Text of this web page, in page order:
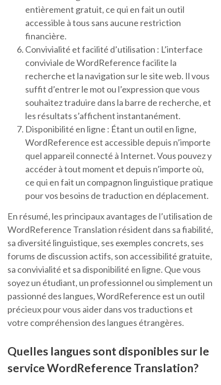
entièrement gratuit, ce qui en fait un outil
accessible à tous sans aucune restriction
financière.
Convivialité et facilité d’utilisation : L’interface
conviviale de WordReference facilite la
recherche et la navigation sur le site web. Il vous
suffit d’entrer le mot ou l’expression que vous
souhaitez traduire dans la barre de recherche, et
les résultats s’affichent instantanément.
Disponibilité en ligne : Étant un outil en ligne,
WordReference est accessible depuis n’importe
quel appareil connecté à Internet. Vous pouvez y
accéder à tout moment et depuis n’importe où,
ce qui en fait un compagnon linguistique pratique
pour vos besoins de traduction en déplacement.
En résumé, les principaux avantages de l’utilisation de
WordReference Translation résident dans sa fiabilité,
sa diversité linguistique, ses exemples concrets, ses
forums de discussion actifs, son accessibilité gratuite,
sa convivialité et sa disponibilité en ligne. Que vous
soyez un étudiant, un professionnel ou simplement un
passionné des langues, WordReference est un outil
précieux pour vous aider dans vos traductions et
votre compréhension des langues étrangères.
Quelles langues sont disponibles sur le
service WordReference Translation?